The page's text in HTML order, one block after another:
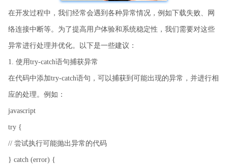
在开发过程中，我们经常会遇到各种异常情况，例如下载失败、网
络连接中断等。为了提高用户体验和系统稳定性，我们需要对这些
异常进行处理并优化。以下是一些建议：
1. 使用try-catch语句捕获异常
在代码中添加try-catch语句，可以捕获到可能出现的异常，并进行相
应的处理。例如：
javascript
try {
// 尝试执行可能抛出异常的代码
} catch (error) {